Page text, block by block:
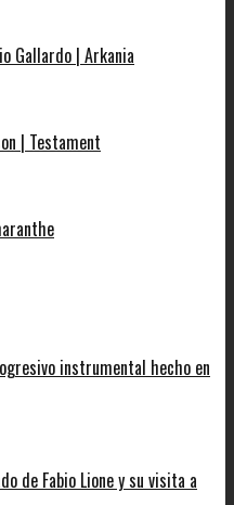
Gallardo | Arkania
| Testament
instrumental hecho en
de Fabio Lione y su visita a